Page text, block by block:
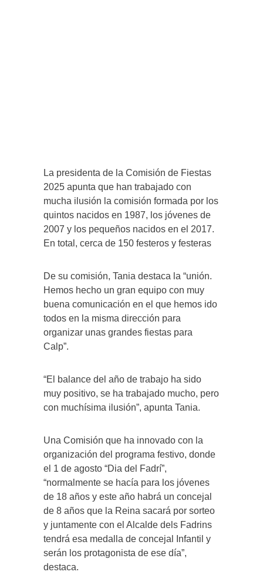
La presidenta de la Comisión de Fiestas
2025 apunta que han trabajado con
mucha ilusión la comisión formada por los
quintos nacidos en 1987, los jóvenes de
2007 y los pequeños nacidos en el 2017.
En total, cerca de 150 festeros y festeras
De su comisión, Tania destaca la “unión.
Hemos hecho un gran equipo con muy
buena comunicación en el que hemos ido
todos en la misma dirección para
organizar unas grandes fiestas para
Calp”.
“El balance del año de trabajo ha sido
muy positivo, se ha trabajado mucho, pero
con muchísima ilusión”, apunta Tania.
Una Comisión que ha innovado con la
organización del programa festivo, donde
el 1 de agosto “Dia del Fadrí”,
“normalmente se hacía para los jóvenes
de 18 años y este año habrá un concejal
de 8 años que la Reina sacará por sorteo
y juntamente con el Alcalde dels Fadrins
tendrá esa medalla de concejal Infantil y
serán los protagonista de ese día”,
destaca.